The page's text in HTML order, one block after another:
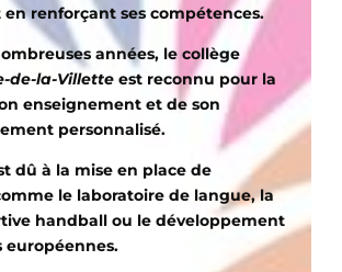
renforçant ses compétences.
années, le collège
de-la-Villette est reconnu pour la
enseignement et de son
personnalisé.
dû à la mise en place de
le laboratoire de langue, la
handball ou le développement
européennes.